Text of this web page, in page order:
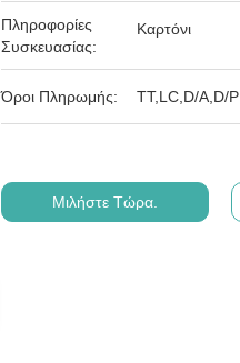
Πληροφορίες
Συσκευασίας:
Καρτόνι
Όροι Πληρωμής: ΤΤ,LC,D/A,D/P
Μιλήστε Τώρα.